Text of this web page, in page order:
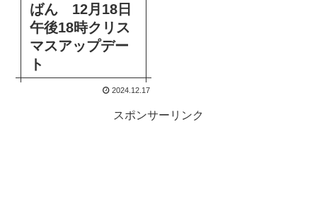
ばん 12月18日
午後18時クリス
マスアップデー
ト
2024.12.17
スポンサーリンク